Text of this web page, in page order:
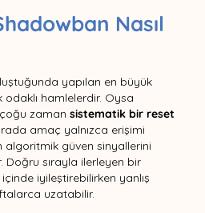
Nasıl
yapılan en büyük
hamlelerdir. Oysa
çoğu zaman sistematik bir reset
amaç yalnızca erişimi
algoritmik güven sinyallerini
Doğru sırayla ilerleyen bir
iyileştirebilirken yanlış
uzatabilir.